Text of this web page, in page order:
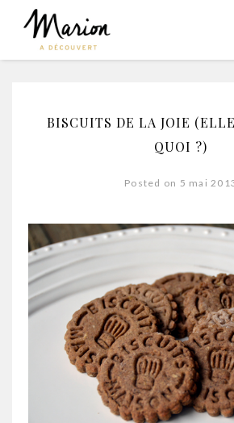
BISCUITS DE LA JOIE
QUOI ?)
Posted on 5 mai